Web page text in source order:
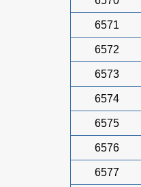
6571
6572
6573
6574
6575
6576
6577